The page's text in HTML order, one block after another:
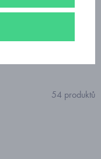
Od nejlevnějšího
54 produktů